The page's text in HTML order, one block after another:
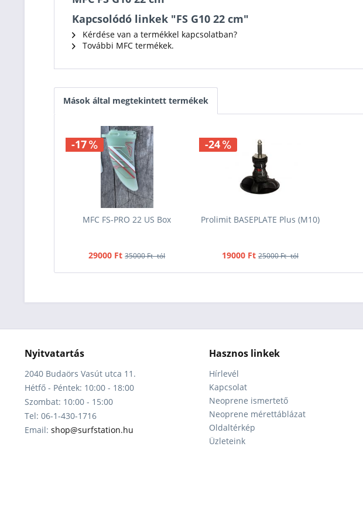
Kapcsolódó linkek "FS G10 22 cm"
Kérdése van a termékkel kapcsolatban?
További MFC termékek.
Mások által megtekintett termékek
-17
MFC FS-PRO 22 US Box
29000 Ft 35000 Ft -tól
-24
Prolimit BASEPLATE Plus (M10)
19000 Ft 25000 Ft -tól
Nyitvatartás
2040 Budaörs Vasút utca 11.
Hétfő - Péntek: 10:00 - 18:00
Szombat: 10:00 - 15:00
Tel: 06-1-430-1716
Email: shop@surfstation.hu
Hasznos linkek
Hírlevél
Kapcsolat
Neoprene ismertető
Neoprene mérettáblázat
Oldaltérkép
Üzleteink